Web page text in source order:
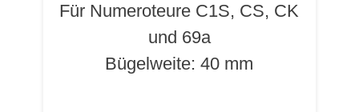
Für Numeroteure C1S, CS, CK
und 69a
Bügelweite: 40 mm